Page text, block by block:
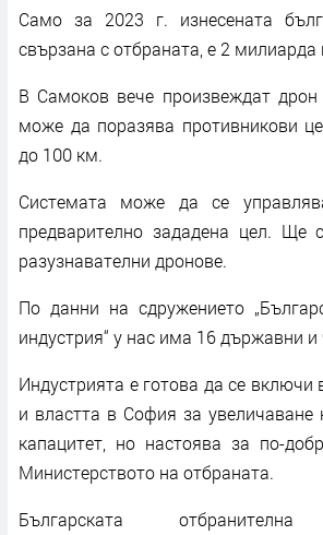
Само за 2023 г. изнесената
свързана с отбраната, е 2 милиарда
В Самоков вече произвеждат дрон
може да поразява противникови
до 100 км.
Системата може да се
предварително зададена цел. Ще
разузнавателни дронове.
По данни на сдружението
индустрия“ у нас има 16 държавни и
Индустрията е готова да се включи
и властта в София за увеличаване
капацитет, но настоява за по-
Министерството на отбраната.
Българската отбранителна